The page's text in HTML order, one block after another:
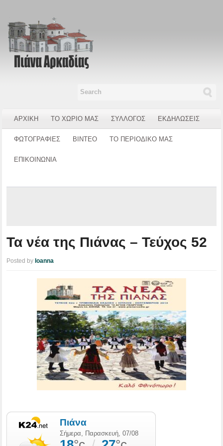
ΑΡΧΙΚΗ ΤΟ ΧΩΡΙΟ ΜΑΣ ΣΥΛΛΟΓΟΣ ΕΚΔΗΛΩΣΕΙΣ
ΦΩΤΟΓΡΑΦΙΕΣ ΒΙΝΤΕΟ ΤΟ ΠΕΡΙΟΔΙΚΟ ΜΑΣ
ΕΠΙΚΟΙΝΩΝΙΑ
Τα νέα της Πιάνας – Τεύχος 52
Posted by Ioanna